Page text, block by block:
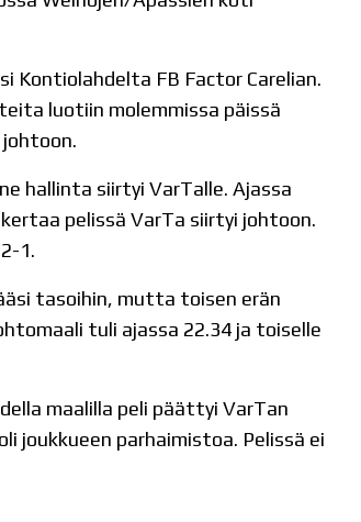
Kontiolahdelta FB Factor Carelian.
luotiin molemmissa päissä
hallinta siirtyi VarTalle. Ajassa
pelissä VarTa siirtyi johtoon.
1.
tasoihin, mutta toisen erän
tuli ajassa 22.34 ja toiselle
maalilla peli päättyi VarTan
joukkueen parhaimistoa. Pelissä ei